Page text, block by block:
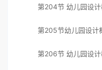
第204节 幼儿园设
第205节幼儿园设计
第206节 幼儿园设